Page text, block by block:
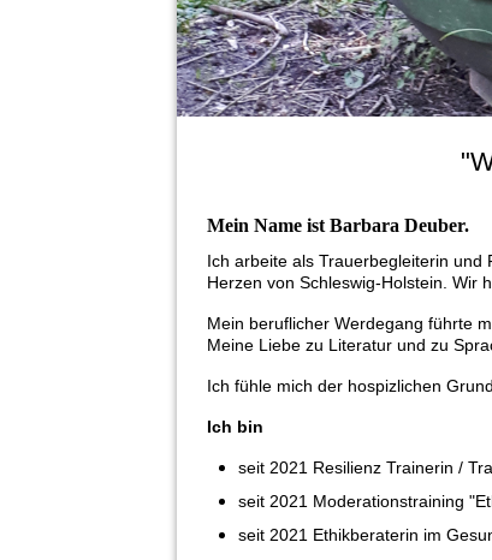
Mein Name ist Barbara Deuber.
Ich arbeite als Trauerbegleiterin
Herzen von Schleswig-Holstein. Wir
Mein beruflicher Werdegang führte
Meine Liebe zu Literatur und zu
Ich fühle mich der hospizlichen
Ich bin
seit 2021 Resilienz Trainerin /
seit 2021 Moderationstraining
seit 2021 Ethikberaterin im